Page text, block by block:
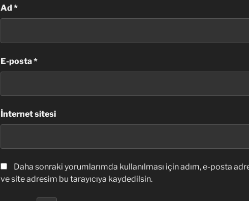
Ad *
E-posta*
İnternet sitesi
Daha sonraki yorumlarımda kullanılması için adım, e-posta
ve site adresim bu tarayıcıya kaydedilsin.